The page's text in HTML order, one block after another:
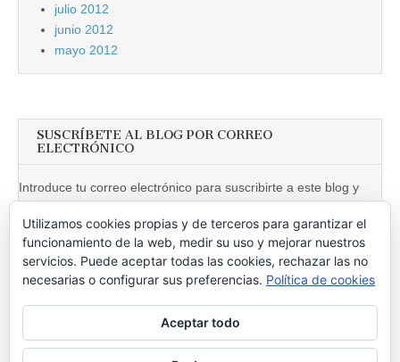
julio 2012
junio 2012
mayo 2012
SUSCRÍBETE AL BLOG POR CORREO
ELECTRÓNICO
Introduce tu correo electrónico para suscribirte a este blog y
Dirección
de
email
Únete a otros 246 suscriptores
Utilizamos cookies propias y de terceros para garantizar el
funcionamiento de la web, medir su uso y mejorar nuestros
servicios. Puede aceptar todas las cookies, rechazar las no
necesarias o configurar sus preferencias. Política de cookies
Aceptar todo